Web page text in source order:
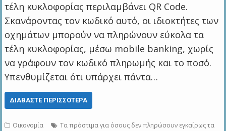
τέλη κυκλοφορίας περιλαμβάνει QR Code.
Σκανάροντας τον κωδικό αυτό, οι ιδιοκτήτες των
οχημάτων μπορούν να πληρώνουν εύκολα τα
τέλη κυκλοφορίας, μέσω mobile banking, χωρίς
να γράφουν τον κωδικό πληρωμής και το ποσό.
Υπενθυμίζεται ότι υπάρχει πάντα…
ΔΙΑΒΆΣΤΕ ΠΕΡΙΣΣΌΤΕΡΑ
Οικονομία
Τα πρόστιμα για όσους δεν πληρώσουν εγκαίρως τα